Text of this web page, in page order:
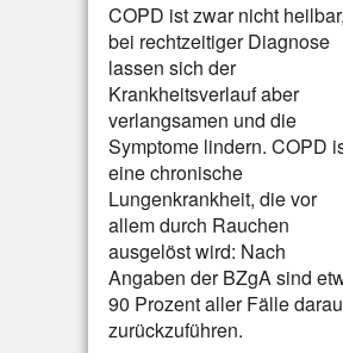
COPD ist zwar nicht heilbar,
bei rechtzeitiger Diagnose
lassen sich der
Krankheitsverlauf aber
verlangsamen und die
Symptome lindern. COPD
eine chronische
Lungenkrankheit, die vor
allem durch Rauchen
ausgelöst wird: Nach
Angaben der BZgA sind
90 Prozent aller Fälle
zurückzuführen.